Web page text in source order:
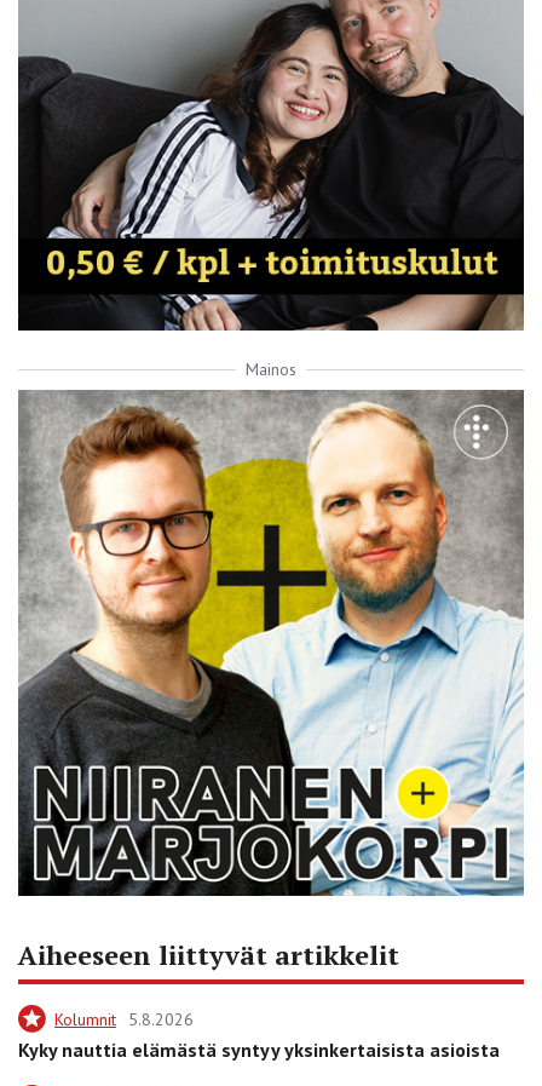
Mainos
Aiheeseen liittyvät artikkelit
Kolumnit 5.8.2026
Kyky nauttia elämästä syntyy yksinkertaisista asioista